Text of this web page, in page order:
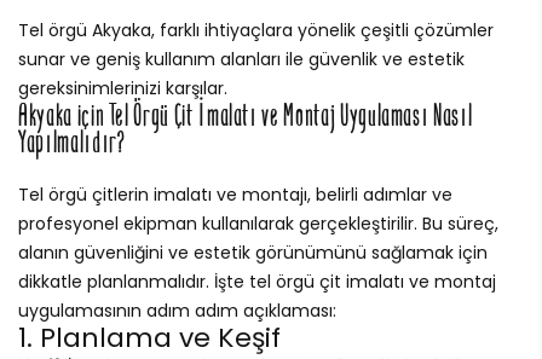
Tel örgü Akyaka, farklı ihtiyaçlara yönelik çeşitli çözümler
sunar ve geniş kullanım alanları ile güvenlik ve estetik
gereksinimlerinizi karşılar.
Akyaka için Tel Örgü Çit İmalatı ve Montaj Uygulaması Nasıl
Yapılmalıdır?
Tel örgü çitlerin imalatı ve montajı, belirli adımlar ve
profesyonel ekipman kullanılarak gerçekleştirilir. Bu süreç,
alanın güvenliğini ve estetik görünümünü sağlamak için
dikkatle planlanmalıdır. İşte tel örgü çit imalatı ve montaj
uygulamasının adım adım açıklaması:
1. Planlama ve Keşif